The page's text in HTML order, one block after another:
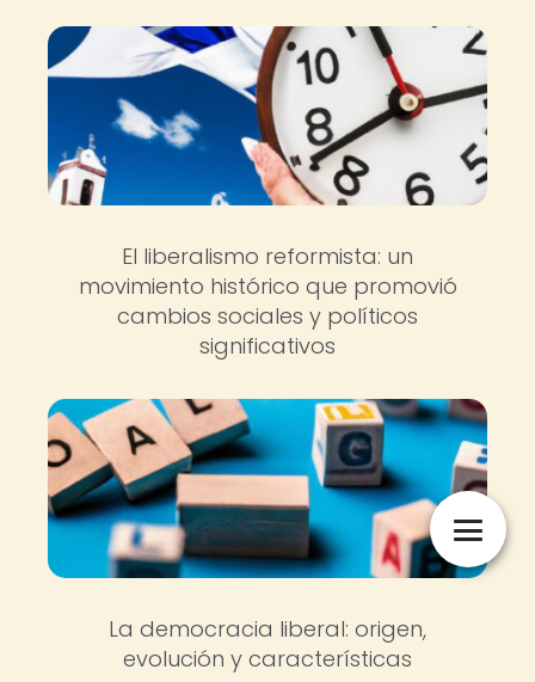
El liberalismo reformista: un
movimiento histórico que promovió
cambios sociales y políticos
significativos
La democracia liberal: origen,
evolución y características